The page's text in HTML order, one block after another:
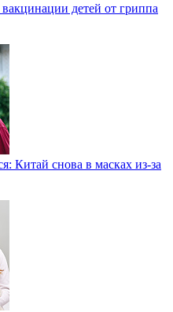
детей от гриппа
Китай снова в масках из-за